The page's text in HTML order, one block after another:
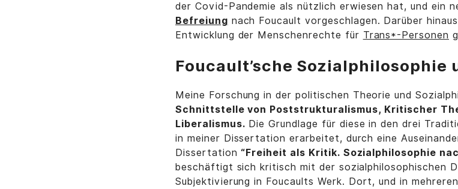
der Covid-Pandemie als nützlich erwiesen hat, und ein
Befreiung nach Foucault vorgeschlagen. Darüber
Entwicklung der Menschenrechte für Trans*-Personen
Foucault’sche Sozialphilosophie
Meine Forschung in der politischen Theorie und
Schnittstelle von Poststrukturalismus, Kritischer
Liberalismus. Die Grundlage für diese in den drei
in meiner Dissertation erarbeitet, durch eine
Dissertation “Freiheit als Kritik. Sozialphilosophie
beschäftigt sich kritisch mit der sozialphilosophischen
Subjektivierung in Foucaults Werk. Dort, und in